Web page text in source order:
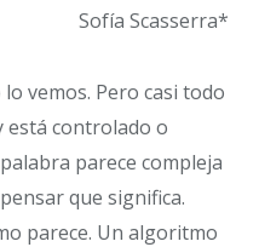
Sofía Scasserra*
vemos. Pero casi todo
está controlado o
parece compleja
que significa.
parece. Un algoritmo